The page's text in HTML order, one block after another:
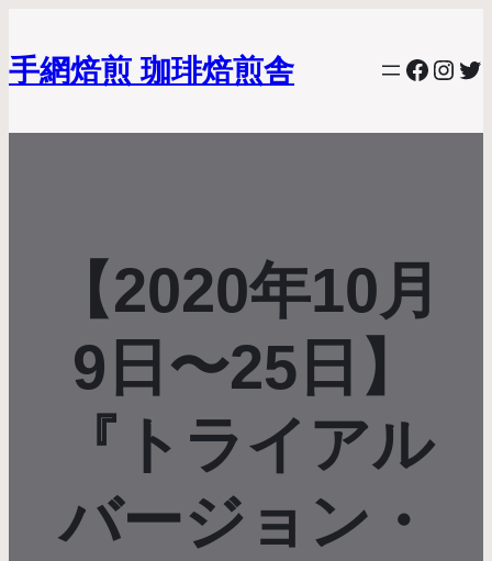
手網焙煎 珈琲焙煎舎
【2020年10月
9日〜25日】
『トライアル
バージョン・